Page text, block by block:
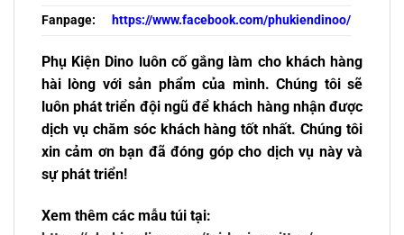
Fanpage: https://www.facebook.com/phukiendinoo/
Phụ Kiện Dino luôn cố gắng làm cho khách hàng
hài lòng với sản phẩm của mình. Chúng tôi sẽ
luôn phát triển đội ngũ để khách hàng nhận được
dịch vụ chăm sóc khách hàng tốt nhất. Chúng tôi
xin cảm ơn bạn đã đóng góp cho dịch vụ này và
sự phát triển!
Xem thêm các mẫu túi tại: